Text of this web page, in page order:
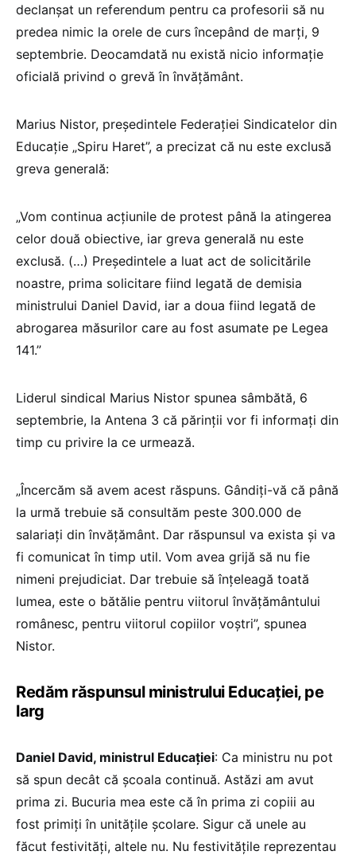
declanșat un referendum pentru ca profesorii să nu
predea nimic la orele de curs începând de marți, 9
septembrie. Deocamdată nu există nicio informație
oficială privind o grevă în învățământ.
Marius Nistor, președintele Federației Sindicatelor din
Educație „Spiru Haret”, a precizat că nu este exclusă
greva generală:
„Vom continua acțiunile de protest până la atingerea
celor două obiective, iar greva generală nu este
exclusă. (…) Președintele a luat act de solicitările
noastre, prima solicitare fiind legată de demisia
ministrului Daniel David, iar a doua fiind legată de
abrogarea măsurilor care au fost asumate pe Legea
141.”
Liderul sindical Marius Nistor spunea sâmbătă, 6
septembrie, la Antena 3 că părinții vor fi informați din
timp cu privire la ce urmează.
„Încercăm să avem acest răspuns. Gândiți-vă că până
la urmă trebuie să consultăm peste 300.000 de
salariați din învățământ. Dar răspunsul va exista și va
fi comunicat în timp util. Vom avea grijă să nu fie
nimeni prejudiciat. Dar trebuie să înțeleagă toată
lumea, este o bătălie pentru viitorul învățământului
românesc, pentru viitorul copiilor voștri”, spunea
Nistor.
Redăm răspunsul ministrului Educației, pe
larg
Daniel David, ministrul Educației: Ca ministru nu pot
să spun decât că școala continuă. Astăzi am avut
prima zi. Bucuria mea este că în prima zi copiii au
fost primiți în unitățile școlare. Sigur că unele au
făcut festivități, altele nu. Nu festivitățile reprezentau